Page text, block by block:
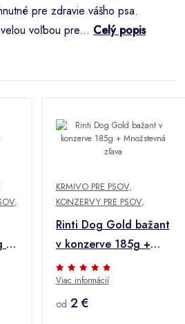
pre zdravie vášho psa.
voľbou pre... Celý popis
,
+
KRMIVO PRE PSOV,
KONZERVY PRE PSOV,
Rinti Dog Gold bažant
v konzerve 185g +
Množstevná zľava
Viac informácií
od 2 €